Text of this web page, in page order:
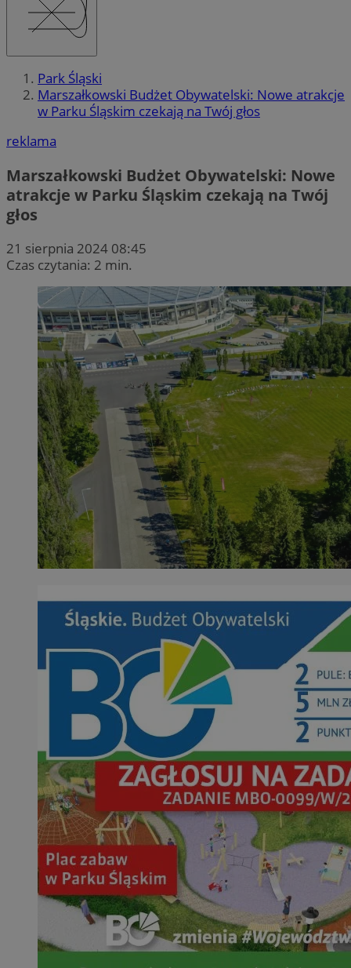
Park Śląski
Marszałkowski Budżet Obywatelski: Nowe atrakcje
w Parku Śląskim czekają na Twój głos
reklama
Marszałkowski Budżet Obywatelski: Nowe
atrakcje w Parku Śląskim czekają na Twój
głos
21 sierpnia 2024 08:45
Czas czytania: 2 min.